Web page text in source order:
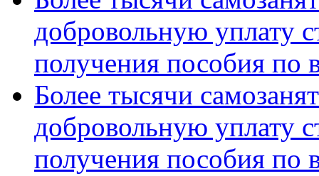
добровольную уплату
получения пособия по
Более тысячи
добровольную уплату
получения пособия по